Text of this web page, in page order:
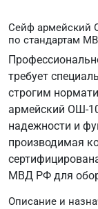
Сейф армейский
по стандартам
требует
строгим
армейский ОШ-
надежности и
производимая
МВД РФ для
Описание и